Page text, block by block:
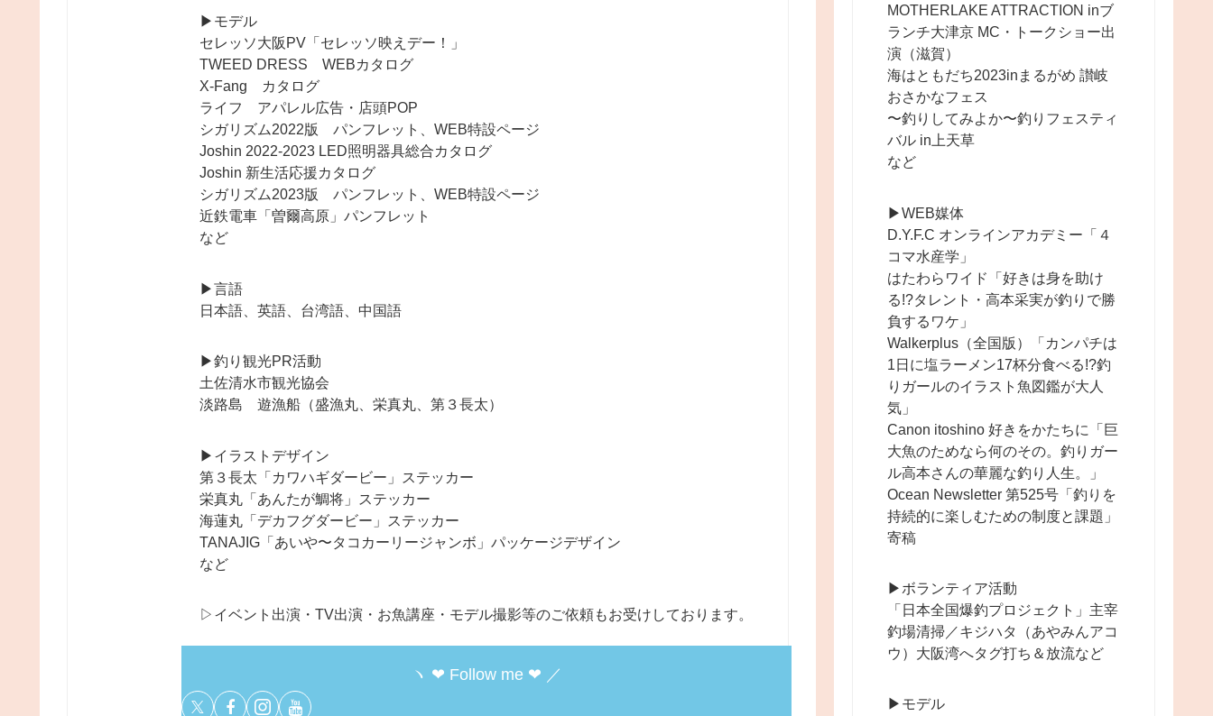
▶︎モデル
セレッソ大阪PV「セレッソ映えデー！」
TWEED DRESS WEBカタログ
X-Fang カタログ
ライフ アパレル広告・店頭POP
シガリズム2022版 パンフレット、WEB特設ページ
Joshin 2022-2023 LED照明器具総合カタログ
Joshin 新生活応援カタログ
シガリズム2023版 パンフレット、WEB特設ページ
近鉄電車「曽爾高原」パンフレット
など
▶︎言語
日本語、英語、台湾語、中国語
▶︎釣り観光PR活動
土佐清水市観光協会
淡路島 遊漁船（盛漁丸、栄真丸、第３長太）
▶︎イラストデザイン
第３長太「カワハギダービー」ステッカー
栄真丸「あんたが鯛将」ステッカー
海蓮丸「デカフグダービー」ステッカー
TANAJIG「あいや〜タコカーリージャンボ」パッケージデザイン
など
▷イベント出演・TV出演・お魚講座・モデル撮影等のご依頼もお受けしております。
ヽ ❤︎ Follow me ❤︎ ／
MOTHERLAKE ATTRACTION inブ
ランチ大津京 MC・トークショー出
演（滋賀）
海はともだち2023inまるがめ 讃岐
おさかなフェス
〜釣りしてみよか〜釣りフェスティ
バル in上天草
など
▶︎WEB媒体
D.Y.F.C オンラインアカデミー「４
コマ水産学」
はたわらワイド「好きは身を助け
る!?タレント・高本采実が釣りで勝
負するワケ」
Walkerplus（全国版）「カンパチは
1日に塩ラーメン17杯分食べる!?釣
りガールのイラスト魚図鑑が大人
気」
Canon itoshino 好きをかたちに「巨
大魚のためなら何のその。釣りガー
ル高本さんの華麗な釣り人生。」
Ocean Newsletter 第525号「釣りを
持続的に楽しむための制度と課題」
寄稿
▶︎ボランティア活動
「日本全国爆釣プロジェクト」主宰
釣場清掃／キジハタ（あやみんアコ
ウ）大阪湾へタグ打ち＆放流など
▶︎モデル